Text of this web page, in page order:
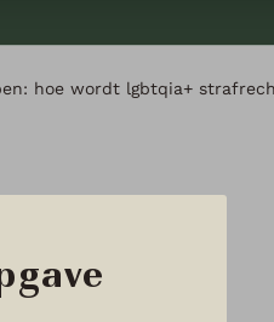
hoe wordt lgbtqia+